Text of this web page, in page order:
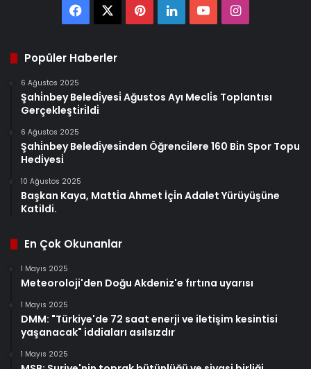
FacebookPinterest
LinkedInYouTubeInstagram
Popüler Haberler
6 Ağustos 2025
Şahi̇nbey Beledi̇yesi̇ Ağustos Ayı Mecli̇s Toplantısı
Gerçekleşti̇ri̇ldi̇
6 Ağustos 2025
Şahi̇nbey Beledi̇yesi̇nden Öğrenci̇lere 160 Bi̇n Spor Topu
Hedi̇yesi̇
10 Ağustos 2025
Başkan Kaya, Matti̇a Ahmet İçi̇n Adalet Yürüyüşüne
Katildi.
En Çok Okunanlar
1 Mayıs 2025
Meteoroloji'den Doğu Akdeniz'e fırtına uyarısı
1 Mayıs 2025
DMM: "Türkiye'de 72 saat enerji ve iletişim kesintisi
yaşanacak" iddiaları asılsızdır
1 Mayıs 2025